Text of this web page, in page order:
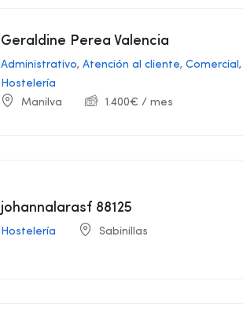
Geraldine Perea Valencia
Administrativo,Atención al cliente,Comercial,
Hostelería
Manilva
1.400€ / mes
johannalarasf 88125
Hostelería Sabinillas